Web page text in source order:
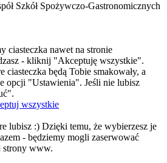
Szkół Spożywczo-Gastronomicznych
ciasteczka nawet na stronie
- kliknij "Akceptuję wszystkie".
ciasteczka będą Tobie smakowały, a
opcji "Ustawienia". Jeśli nie lubisz
wszystkie
lubisz :) Dzięki temu, że wybierzesz je
- będziemy mogli zaserwować
strony www.